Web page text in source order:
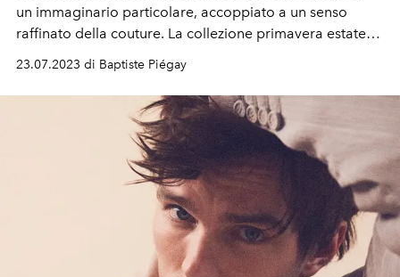
un immaginario particolare, accoppiato a un senso
raffinato della couture. La collezione primavera estate
la prova. In un viaggio che evoca la maison d'infanzia di
monsieur Christian Dior, e il Sussex, dove il designer
inglese di Dior Men ha passato parte della sua
23.07.2023 di Baptiste Piégay